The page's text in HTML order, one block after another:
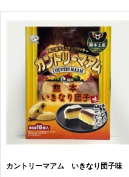
カントリーマアム いきなり団子味